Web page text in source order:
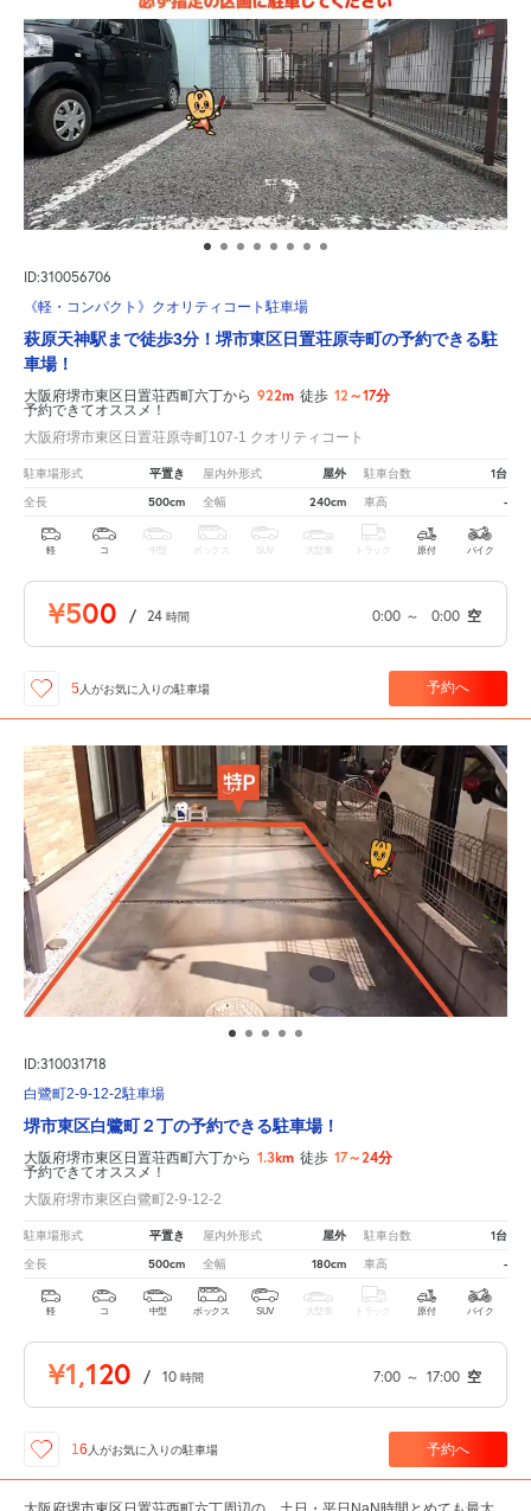
ID:310056706
《軽・コンパクト》クオリティコート駐車場
萩原天神駅まで徒歩3分！堺市東区日置荘原寺町の予約できる駐
車場！
大阪府堺市東区日置荘西町六丁から 922m 徒歩 12～17分
予約できてオススメ！
大阪府堺市東区日置荘原寺町107-1 クオリティコート
駐車場形式 平置き 屋内外形式 屋外 駐車台数 1台
全長 500cm 全幅 240cm 車高 -
軽 コ 中型 ボックス SUV 大型車 トラック 原付 バイク
¥500 / 24 時間 0:00 ～ 0:00 空
5 人がお気に入りの駐車場 予約へ
ID:310031718
白鷺町2-9-12-2駐車場
堺市東区白鷺町２丁の予約できる駐車場！
大阪府堺市東区日置荘西町六丁から 1.3km 徒歩 17～24分
予約できてオススメ！
大阪府堺市東区白鷺町2-9-12-2
駐車場形式 平置き 屋内外形式 屋外 駐車台数 1台
全長 500cm 全幅 180cm 車高 -
軽 コ 中型 ボックス SUV 大型車 トラック 原付 バイク
¥1,120 / 10 時間 7:00 ～ 17:00 空
16 人がお気に入りの駐車場 予約へ